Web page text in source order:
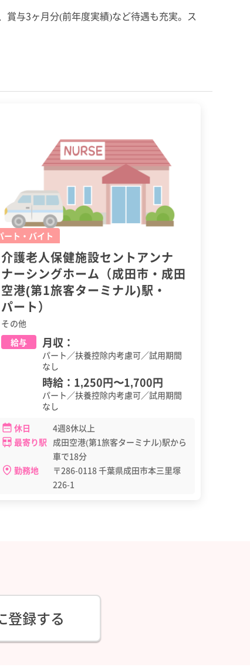
与3ヶ月分(前年度実績)など待遇も充実。ス
ート・バイト
介護老人保健施設セントアンナ
ナーシングホーム（成田市・成田
空港(第1旅客ターミナル)駅・
パート）
その他
給与
月収：
パート／扶養控除内考慮可／試用期間
なし
時給： 1,250円〜1,700円
パート／扶養控除内考慮可／試用期間
なし
休日
4週8休以上
最寄り駅 成田空港(第1旅客ターミナル)駅から
車で18分
勤務地
〒286-0118 千葉県成田市本三里塚
226-1
登録する